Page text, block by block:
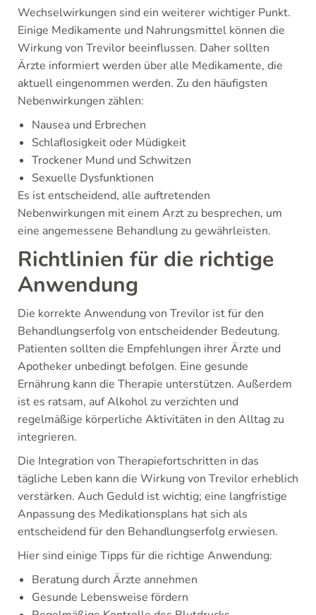
Wechselwirkungen sind ein weiterer wichtiger Punkt.
Einige Medikamente und Nahrungsmittel können die
Wirkung von Trevilor beeinflussen. Daher sollten
Ärzte informiert werden über alle Medikamente, die
aktuell eingenommen werden. Zu den häufigsten
Nebenwirkungen zählen:
Nausea und Erbrechen
Schlaflosigkeit oder Müdigkeit
Trockener Mund und Schwitzen
Sexuelle Dysfunktionen
Es ist entscheidend, alle auftretenden
Nebenwirkungen mit einem Arzt zu besprechen, um
eine angemessene Behandlung zu gewährleisten.
Richtlinien für die richtige
Anwendung
Die korrekte Anwendung von Trevilor ist für den
Behandlungserfolg von entscheidender Bedeutung.
Patienten sollten die Empfehlungen ihrer Ärzte und
Apotheker unbedingt befolgen. Eine gesunde
Ernährung kann die Therapie unterstützen. Außerdem
ist es ratsam, auf Alkohol zu verzichten und
regelmäßige körperliche Aktivitäten in den Alltag zu
integrieren.
Die Integration von Therapiefortschritten in das
tägliche Leben kann die Wirkung von Trevilor erheblich
verstärken. Auch Geduld ist wichtig; eine langfristige
Anpassung des Medikationsplans hat sich als
entscheidend für den Behandlungserfolg erwiesen.
Hier sind einige Tipps für die richtige Anwendung:
Beratung durch Ärzte annehmen
Gesunde Lebensweise fördern